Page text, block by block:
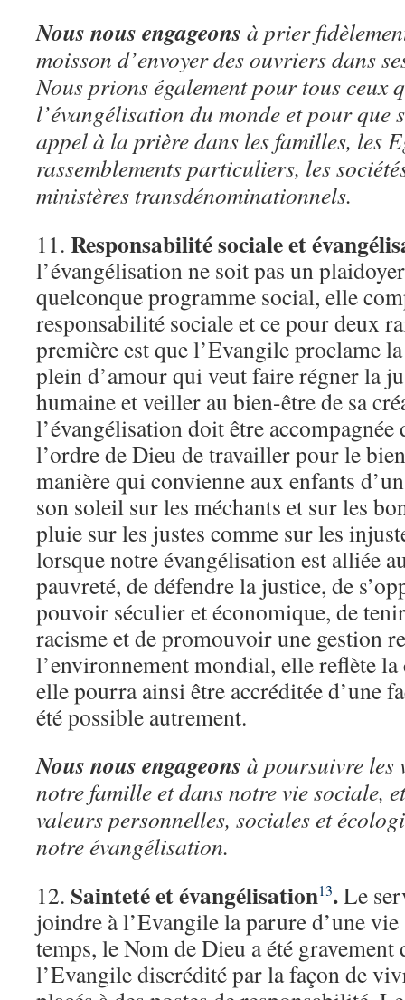
Nous nous engageons à prier
moisson d’envoyer des ouvriers dans
Nous prions également pour tous ceux
l’évangélisation du monde et pour que
appel à la prière dans les familles, les
rassemblements particuliers, les
ministères transdénominationnels.
11. Responsabilité sociale et
l’évangélisation ne soit pas un
quelconque programme social, elle
responsabilité sociale et ce pour deux
première est que l’Evangile proclame
plein d’amour qui veut faire régner la
humaine et veiller au bien-être de sa
l’évangélisation doit être accompagnée
l’ordre de Dieu de travailler pour le
manière qui convienne aux enfants
son soleil sur les méchants et sur les
pluie sur les justes comme sur les
lorsque notre évangélisation est alliée
pauvreté, de défendre la justice, de
pouvoir séculier et économique, de
racisme et de promouvoir une gestion
l’environnement mondial, elle reflète
elle pourra ainsi être accréditée d’une
été possible autrement.
Nous nous engageons à poursuivre les
notre famille et dans notre vie sociale,
valeurs personnelles, sociales et
notre évangélisation.
12. Sainteté et évangélisation13.Le
joindre à l’Evangile la parure d’une
temps, le Nom de Dieu a été gravement
l’Evangile discrédité par la façon de